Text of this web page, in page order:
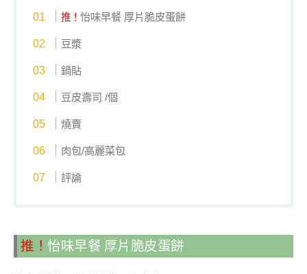
推！怡味早餐 厚片脆皮蛋餅
豆漿
鍋貼
豆皮壽司 /個
燒賣
肉包/高麗菜包
評論
推！ 怡味早餐 厚片脆皮蛋餅